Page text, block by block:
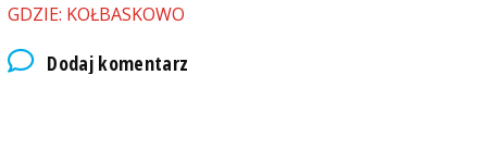
GDZIE: KOŁBASKOWO
Dodaj komentarz